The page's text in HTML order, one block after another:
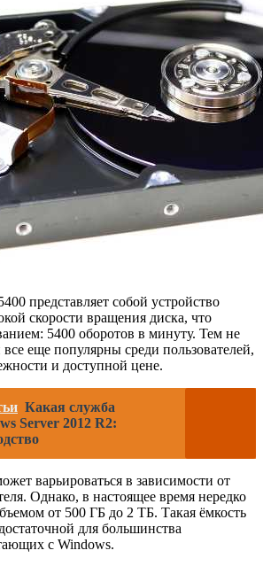
представляет собой устройство
скорости вращения диска, что
5400 оборотов в минуту. Тем не
еще популярны среди пользователей,
и доступной цене.
Какая служба
Server 2012 R2:
варьироваться в зависимости от
Однако, в настоящее время нередко
от 500 ГБ до 2 ТБ. Такая ёмкость
для большинства
с Windows.